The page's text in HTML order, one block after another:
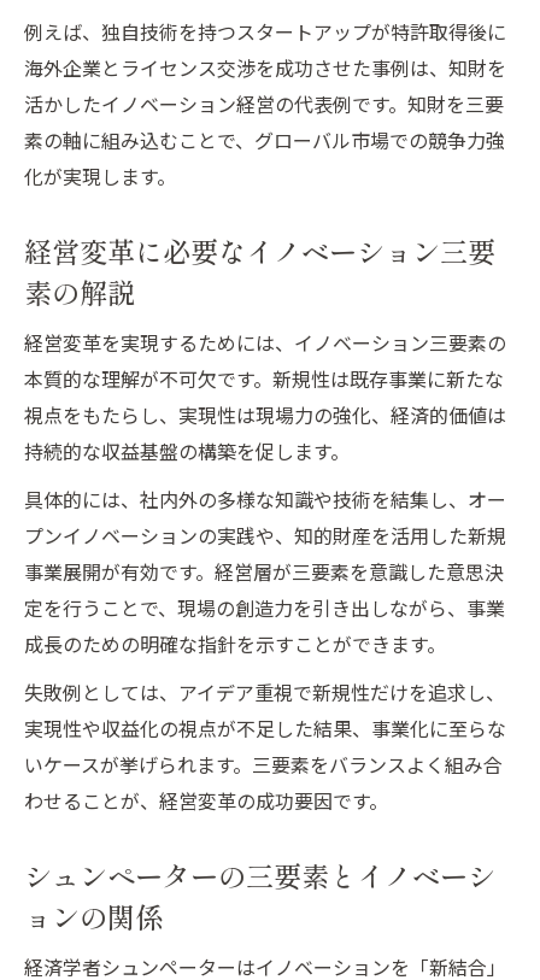
例えば、独自技術を持つスタートアップが特許取得後に
海外企業とライセンス交渉を成功させた事例は、知財を
活かしたイノベーション経営の代表例です。知財を三要
素の軸に組み込むことで、グローバル市場での競争力強
化が実現します。
経営変革に必要なイノベーション三要
素の解説
経営変革を実現するためには、イノベーション三要素の
本質的な理解が不可欠です。新規性は既存事業に新たな
視点をもたらし、実現性は現場力の強化、経済的価値は
持続的な収益基盤の構築を促します。
具体的には、社内外の多様な知識や技術を結集し、オー
プンイノベーションの実践や、知的財産を活用した新規
事業展開が有効です。経営層が三要素を意識した意思決
定を行うことで、現場の創造力を引き出しながら、事業
成長のための明確な指針を示すことができます。
失敗例としては、アイデア重視で新規性だけを追求し、
実現性や収益化の視点が不足した結果、事業化に至らな
いケースが挙げられます。三要素をバランスよく組み合
わせることが、経営変革の成功要因です。
シュンペーターの三要素とイノベーシ
ョンの関係
経済学者シュンペーターはイノベーションを「新結合」